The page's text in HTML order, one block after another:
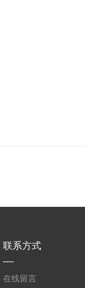
联系方式
在线留言